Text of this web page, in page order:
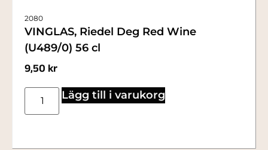
2080
VINGLAS, Riedel Deg Red Wine
(U489/0) 56 cl
9,50 kr
Lägg till i varukorg